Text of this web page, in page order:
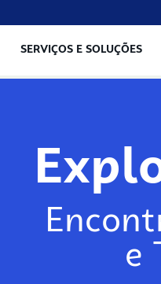
SERVIÇOS E SOLUÇÕES
e